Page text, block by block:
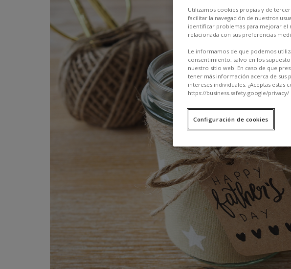
Utilizamos cookies propias y de
facilitar la navegación de nuestros
identificar problemas para mejorar el
relacionada con sus preferencias
Le informamos de que podemos
consentimiento, salvo en los
nuestro sitio web. En caso de que
tener más información acerca de sus
intereses individuales. ¿Aceptas
https://business.safety.google/privacy/
Configuración de cookies